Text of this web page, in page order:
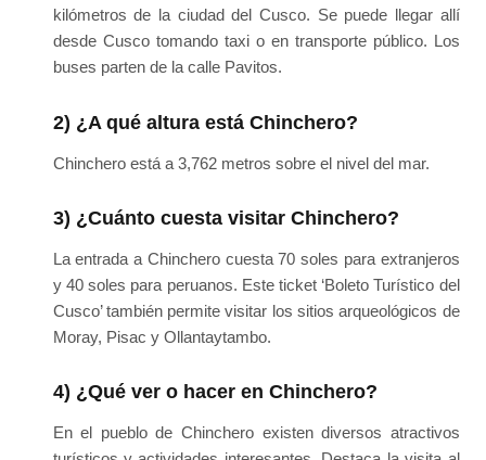
kilómetros de la ciudad del Cusco. Se puede llegar allí
desde Cusco tomando taxi o en transporte público. Los
buses parten de la calle Pavitos.
2) ¿A qué altura está Chinchero?
Chinchero está a 3,762 metros sobre el nivel del mar.
3) ¿Cuánto cuesta visitar Chinchero?
La entrada a Chinchero cuesta 70 soles para extranjeros
y 40 soles para peruanos. Este ticket ‘Boleto Turístico del
Cusco’ también permite visitar los sitios arqueológicos de
Moray, Pisac y Ollantaytambo.
4) ¿Qué ver o hacer en Chinchero?
En el pueblo de Chinchero existen diversos atractivos